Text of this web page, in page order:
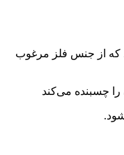
که از جنس فلز مرغوب
چسبنده می‌کند